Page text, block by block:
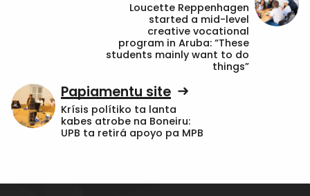
Loucette Reppenhagen
started a mid-level
creative vocational
program in Aruba: “These
students mainly want to do
things”
Papiamentu site
Krísis polítiko ta lanta
kabes atrobe na Boneiru:
UPB ta retirá apoyo pa MPB